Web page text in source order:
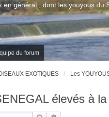
en général , dont les youyous
du forum
EXOTIQUES Les
élevés à